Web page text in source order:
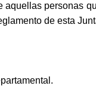
personas
de esta